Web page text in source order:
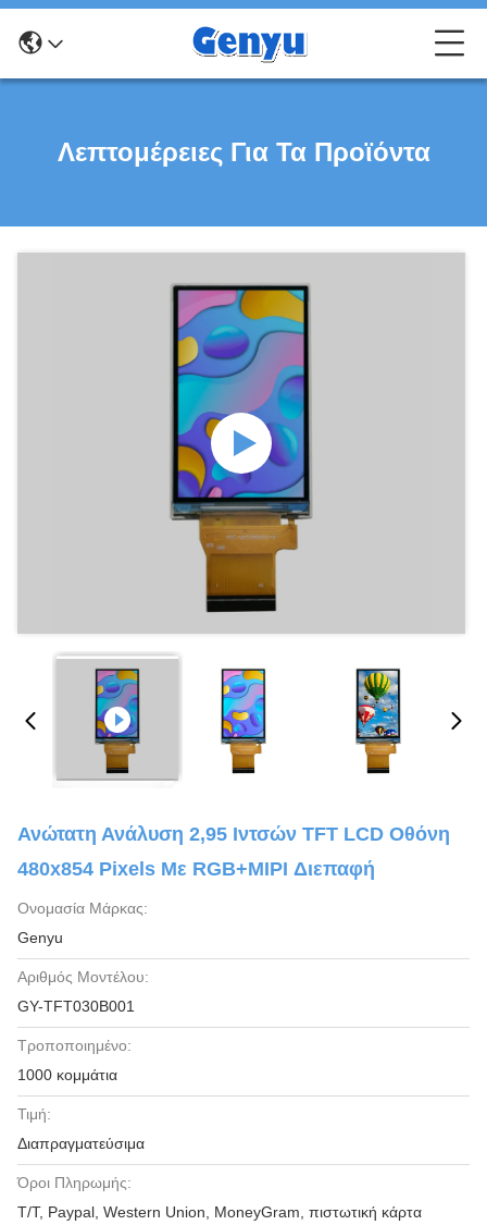
Λεπτομέρειες Για Τα Προϊόντα
Ανώτατη Ανάλυση 2,95 Ιντσών TFT LCD Οθόνη
480x854 Pixels Με RGB+MIPI Διεπαφή
Ονομασία Μάρκας:
Genyu
Αριθμός Μοντέλου:
GY-TFT030B001
Τροποποιημένο:
1000 κομμάτια
Τιμή:
Διαπραγματεύσιμα
Όροι Πληρωμής:
T/T, Paypal, Western Union, MoneyGram, πιστωτική κάρτα